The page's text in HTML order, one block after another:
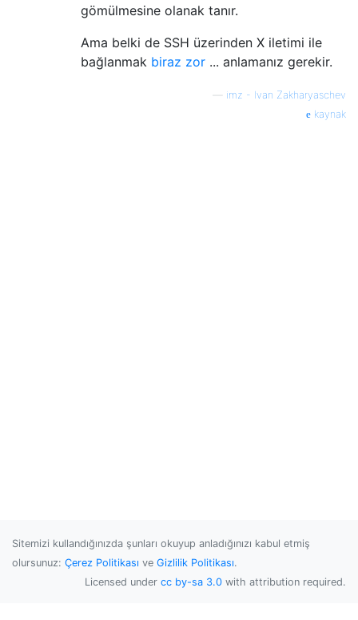
gömülmesine olanak tanır.
Ama belki de SSH üzerinden X iletimi ile
bağlanmak biraz zor ... anlamanız gerekir.
imz - Ivan Zakharyaschev
kaynak
Sitemizi kullandığınızda şunları okuyup anladığınızı kabul etmiş
olursunuz: Çerez Politikası ve Gizlilik Politikası.
Licensed under cc by-sa 3.0 with attribution required.